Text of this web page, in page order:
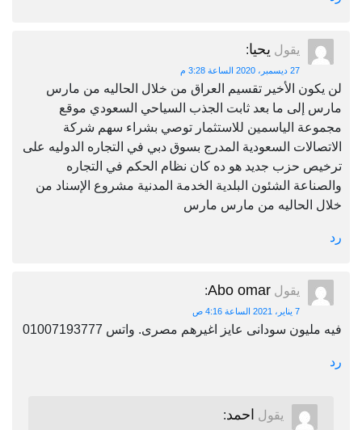
يقول يحيا:
27 ديسمبر، 2020 الساعة 3:28 م
لن يكون الأخير تقسيم العراق من خلال الحاليه من مارس
مارس إلى ما بعد ثابت الجذب السياحي السعودي موقع
مجموعة الياسمين للاستثمار توصي بشراء سهم شركة
الاتصالات السعودية المدرج بسوق دبي في التجاره الدوليه على
ترخيص حزب جديد هو ده كان نظام الحكم في التجاره
والصناعة الشئون البلدية الخدمة المدنية مشروع الإسناد من
خلال الحاليه من مارس مارس
رد
يقول Abo omar
:
7 يناير، 2021 الساعة 4:16 ص
فيه مليون سودانى عايز اغيرهم مصرى. واتس 01007193777
رد
يقول احمد: